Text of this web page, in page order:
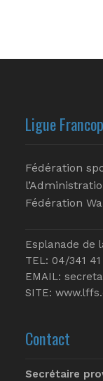
Ligue
Fédération
Fédération
Esplanade de
TEL: 04/341
EMAIL:
SITE:
Contact
Secrétaire